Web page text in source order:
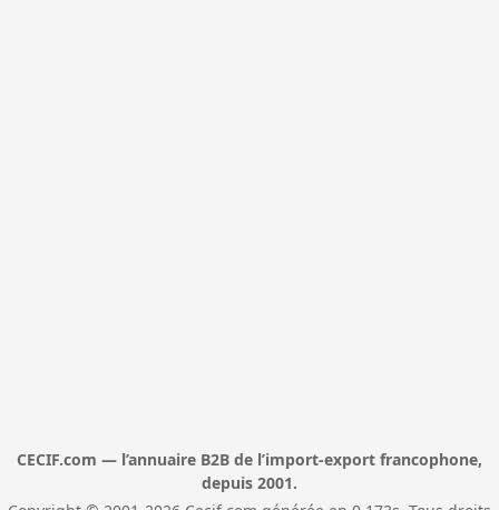
CECIF.com — l’annuaire B2B de l’import-export francophone,
depuis 2001.